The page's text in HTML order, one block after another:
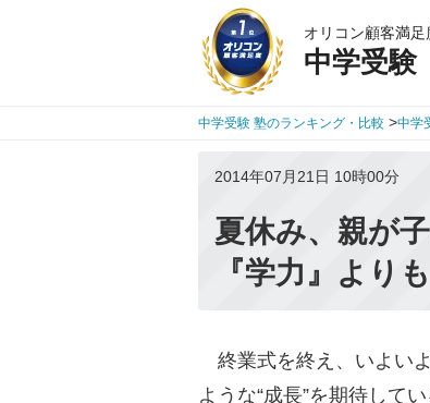
オリコン顧客満
中学受験
中学受験 塾のランキング・比較 >中学
2014年07月21日 10時00分
夏休み、親が
『学力』より
終業式を終え、いよい
ような“成長”を期待して